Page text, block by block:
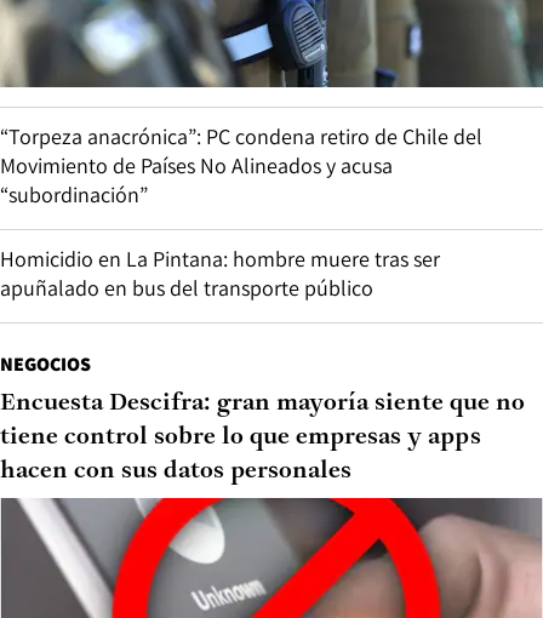
“Torpeza anacrónica”: PC condena retiro de Chile del
Movimiento de Países No Alineados y acusa
“subordinación”
Homicidio en La Pintana: hombre muere tras ser
apuñalado en bus del transporte público
NEGOCIOS
Encuesta Descifra: gran mayoría siente que no
tiene control sobre lo que empresas y apps
hacen con sus datos personales